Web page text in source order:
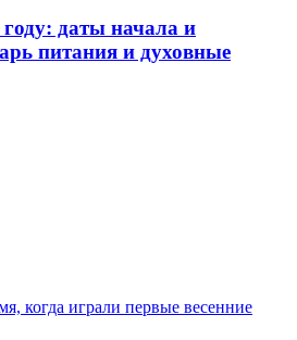
даты начала и
питания и духовные
когда играли первые весенние